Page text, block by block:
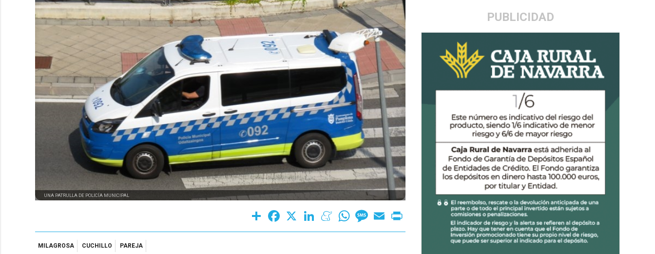
PUBLICIDAD
UNA PATRULLA DE POLICÍA MUNICIPAL
Share Facebook LinkedInMeneameWhatsAppMessage
Email
MILAGROSA CUCHILLO PAREJA